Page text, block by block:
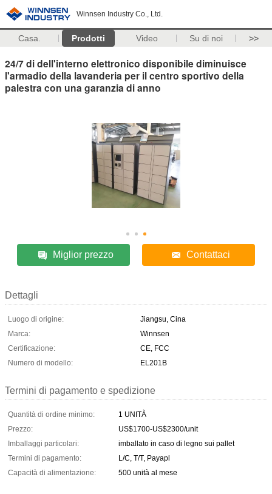
Winnsen Industry Co., Ltd.
Casa. Prodotti Video Su di noi >>
24/7 di dell'interno elettronico disponibile diminuisce
l'armadio della lavanderia per il centro sportivo della
palestra con una garanzia di anno
Miglior prezzo Contattaci
Dettagli
Luogo di origine:
Jiangsu, Cina
Marca:
Winnsen
Certificazione:
CE, FCC
Numero di modello:
EL201B
Termini di pagamento e spedizione
Quantità di ordine minimo:
1 UNITÀ
Prezzo:
US$1700-US$2300/unit
Imballaggi particolari:
imballato in caso di legno sui pallet
Termini di pagamento:
L/C, T/T, Payapl
Capacità di alimentazione:
500 unità al mese